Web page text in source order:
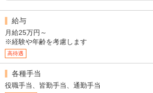
給与
月給25万円～
※経験や年齢を考慮します
高待遇
各種手当
役職手当、皆勤手当、通勤手当